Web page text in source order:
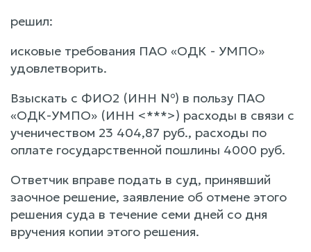
решил:
исковые требования ПАО «ОДК - УМПО»
удовлетворить.
Взыскать с ФИО2 (ИНН №) в пользу ПАО
«ОДК-УМПО» (ИНН <***>) расходы в связи с
ученичеством 23 404,87 руб., расходы по
оплате государственной пошлины 4000 руб.
Ответчик вправе подать в суд, принявший
заочное решение, заявление об отмене этого
решения суда в течение семи дней со дня
вручения копии этого решения.